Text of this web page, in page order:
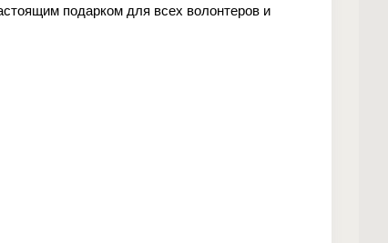
подарком для всех волонтеров и